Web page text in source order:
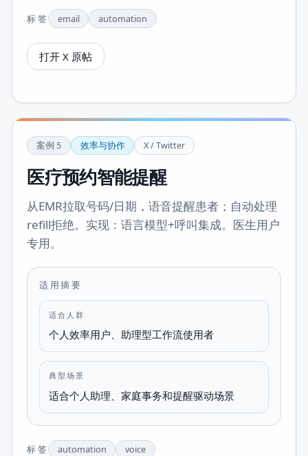
标签 email automation
打开 X 原帖
案例 5 效率与协作 X / Twitter
医疗预约智能提醒
从EMR拉取号码/日期，语音提醒患者；自动处理
refill拒绝。实现：语言模型+呼叫集成。医生用户
专用。
适用摘要
适合人群
个人效率用户、助理型工作流使用者
典型场景
适合个人助理、家庭事务和提醒驱动场景
标签 automation voice